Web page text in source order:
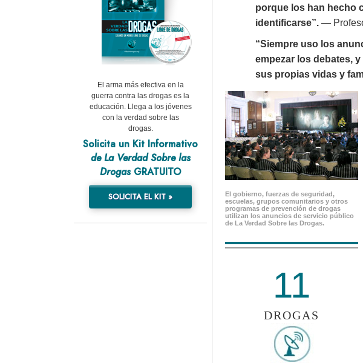
porque los han hecho
identificarse”. —
“Siempre uso los
empezar los debates,
sus propias vidas y
El gobierno, fuerzas de seguridad,
escuelas, grupos comunitarios y otros
programas de prevención de drogas
utilizan los anuncios de servicio público
de La Verdad Sobre las Drogas.
11
DROGAS
El arma más efectiva en la
guerra contra las drogas es la
educación. Llega a los jóvenes
con la verdad sobre las
drogas.
Solicita un Kit Informativo
de La Verdad Sobre las
DrogasGRATUITO
SOLICITA EL KIT »